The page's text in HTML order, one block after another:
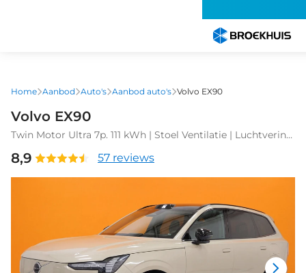
gaan
Home Aanbod Auto's Aanbod auto's Volvo EX90
Volvo EX90
Twin Motor Ultra 7p. 111 kWh | Stoel Ventilatie | Luchtvering
8,9 57 reviews